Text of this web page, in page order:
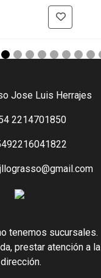
Jose Luis Herrajes
2214701850
tenemos sucursales.
prestar atención a la
dirección.